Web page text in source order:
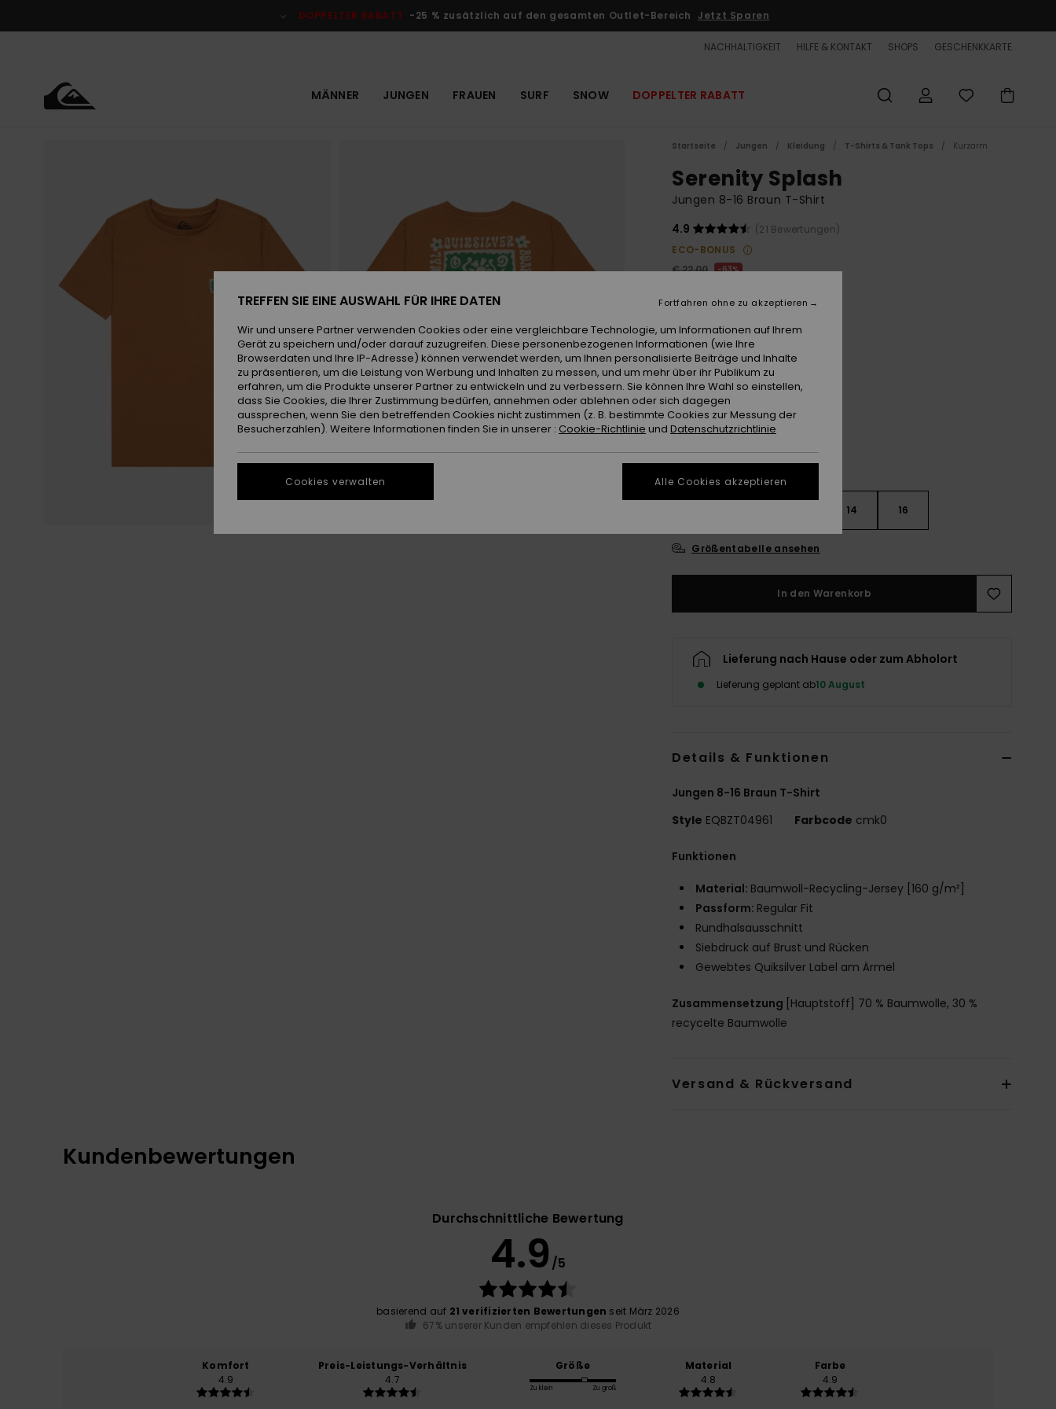
DOPPELTER RABATT -25 % zusätzlich auf den gesamten Outlet-Bereich Jetzt Sparen
NACHHALTIGKEIT HILFE & KONTAKT SHOPS GESCHENKKARTE
MÄNNER JUNGEN FRAUEN SURF SNOW DOPPELTER RABATT
Startseite Jungen Kleidung T-Shirts & Tank Tops Kurzarm
Serenity Splash
Jungen 8-16 Braun T-Shirt
4.9
(21 Bewertungen)
ECO-BONUS
€ 22,00
63%
DOPPELTER RABATT EXTRA 25 %
FarbeTobacco Brown
14 16
Größentabelle ansehen
In den Warenkorb
Lieferung nach Hause oder zum Abholort
Lieferung geplant ab10 August
Details & Funktionen
Jungen 8-16 Braun T-Shirt
Style EQBZT04961 Farbcode cmk0
Funktionen
Material: Baumwoll-Recycling-Jersey [160 g/m²]
Passform: Regular Fit
Rundhalsausschnitt
Siebdruck auf Brust und Rücken
Gewebtes Quiksilver Label am Ärmel
Zusammensetzung [Hauptstoff] 70 % Baumwolle, 30 %
recycelte Baumwolle
Versand & Rückversand
Kundenbewertungen
Durchschnittliche Bewertung
4.9 /5
basierend auf 21 verifizierten Bewertungen seit März 2026
67% unserer Kunden empfehlen dieses Produkt
Komfort
4.9
Preis-Leistungs-Verhältnis
4.7
Größe
Zu klein Zu groß
Material
4.8
Farbe
4.9
TREFFEN SIE EINE AUSWAHL FÜR IHRE DATEN
Wir und unsere Partner verwenden Cookies oder eine vergleichbare Technologie, um Informationen auf Ihrem
Gerät zu speichern und/oder darauf zuzugreifen. Diese personenbezogenen Informationen (wie Ihre
Browserdaten und Ihre IP-Adresse) können verwendet werden, um Ihnen personalisierte Beiträge und Inhalte
zu präsentieren, um die Leistung von Werbung und Inhalten zu messen, und um mehr über ihr Publikum zu
erfahren, um die Produkte unserer Partner zu entwickeln und zu verbessern. Sie können Ihre Wahl so einstellen,
dass Sie Cookies, die Ihrer Zustimmung bedürfen, annehmen oder ablehnen oder sich dagegen
aussprechen, wenn Sie den betreffenden Cookies nicht zustimmen (z. B. bestimmte Cookies zur Messung der
Besucherzahlen). Weitere Informationen finden Sie in unserer : Cookie-Richtlinie und Datenschutzrichtlinie
Cookies verwalten
Fortfahren ohne zu akzeptieren
Alle Cookies akzeptieren